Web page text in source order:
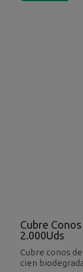
Cubre
2.000Uds
Cubre conos
cien